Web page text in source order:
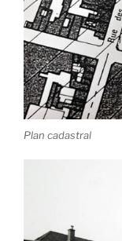
Plan cadastral